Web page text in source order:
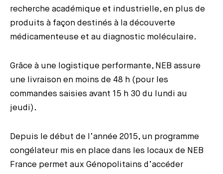
recherche académique et industrielle, en plus de
produits à façon destinés à la découverte
médicamenteuse et au diagnostic moléculaire.
Grâce à une logistique performante, NEB assure
une livraison en moins de 48 h (pour les
commandes saisies avant 15 h 30 du lundi au
jeudi).
Depuis le début de l’année 2015, un programme
congélateur mis en place dans les locaux de NEB
France permet aux Génopolitains d’accéder